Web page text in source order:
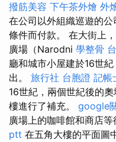
撥筋美容 下午茶外燴 外
在公司以外組織巡遊的
條件而付款。 在大街上
廣場（Narodni 學整骨
廳和城市小屋建於16世
出。 旅行社 台胞證 記帳
16世紀，兩個世紀後的
樓進行了補充。 google
廣場上的咖啡館和商店等
ptt 在五角大樓的平面圖